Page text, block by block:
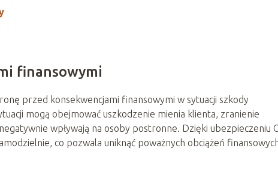
finansowymi
przed konsekwencjami finansowymi w sytuacji szkody
mogą obejmować uszkodzenie mienia klienta, zranienie
wpływają na osoby postronne. Dzięki ubezpieczeniu
co pozwala uniknąć poważnych obciążeń